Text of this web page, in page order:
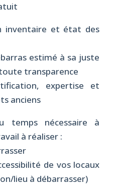
inventaire et état des
estimé à sa juste
transparence
expertise et
anciens
temps nécessaire à
à réaliser :
de vos locaux
lieu à débarrasser)